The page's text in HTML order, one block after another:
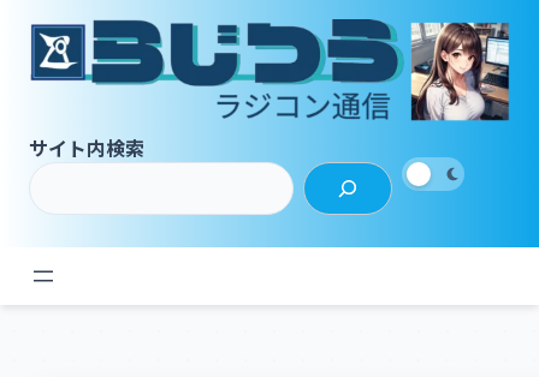
サイト内検索